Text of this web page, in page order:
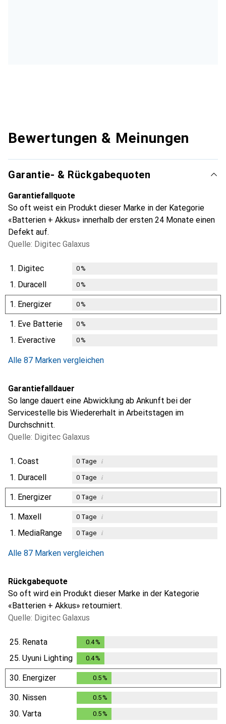
Bewertungen & Meinungen
Garantie- & Rückgabequoten
Garantiefallquote
So oft weist ein Produkt dieser Marke in der Kategorie
«Batterien + Akkus» innerhalb der ersten 24 Monate einen
Defekt auf.
Quelle: Digitec Galaxus
1. Digitec 0%
1. Duracell 0%
1. Energizer 0%
1. Eve Batterie 0%
1. Everactive 0%
Alle 87 Marken vergleichen
Garantiefalldauer
So lange dauert eine Abwicklung ab Ankunft bei der
Servicestelle bis Wiedererhalt in Arbeitstagen im
Durchschnitt.
Quelle: Digitec Galaxus
1. Coast 0Tage i
1. Duracell 0Tage i
1. Energizer 0Tage i
1. Maxell 0Tage i
1. MediaRange 0Tage i
Alle 87 Marken vergleichen
Rückgabequote
So oft wird ein Produkt dieser Marke in der Kategorie
«Batterien + Akkus» retourniert.
Quelle: Digitec Galaxus
25. Renata 0.4%
25. Uyuni Lighting 0.4%
30. Energizer 0.5 %
30. Nissen 0.5 %
30. Varta 0.5 %